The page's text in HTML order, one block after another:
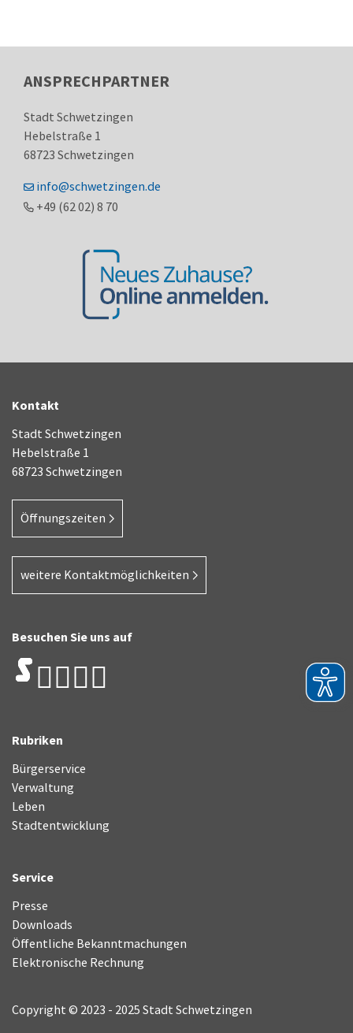
ANSPRECHPARTNER
Stadt Schwetzingen
Hebelstraße 1
68723 Schwetzingen
info@schwetzingen.de
+49 (6202) 8 70
Kontakt
Stadt Schwetzingen
Hebelstraße 1
68723 Schwetzingen
Öffnungszeiten
weitere Kontaktmöglichkeiten
Besuchen Sie uns auf
Rubriken
Bürgerservice
Verwaltung
Leben
Stadtentwicklung
Service
Presse
Downloads
Öffentliche Bekanntmachungen
Elektronische Rechnung
Copyright © 2023 - 2025 Stadt Schwetzingen